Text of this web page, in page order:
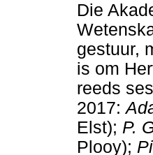
Die
gestuur,
is om
reeds
2017:
Elst); P.
Plooy);